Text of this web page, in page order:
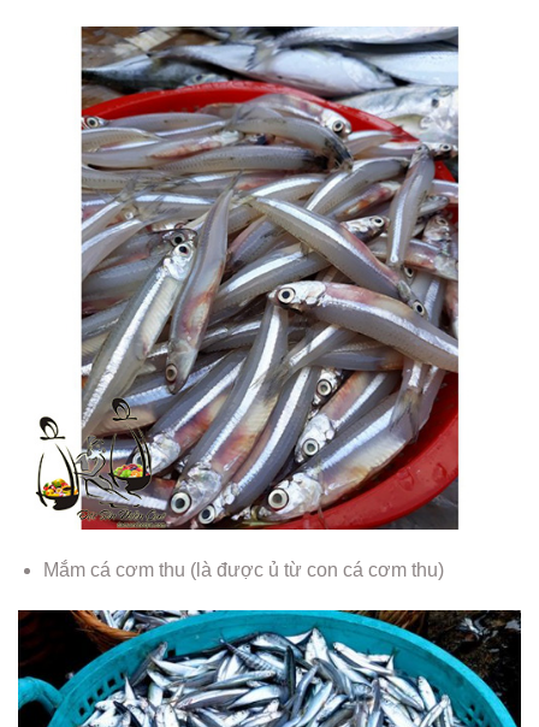
Mắm cá cơm thu (là được ủ từ con cá cơm thu)